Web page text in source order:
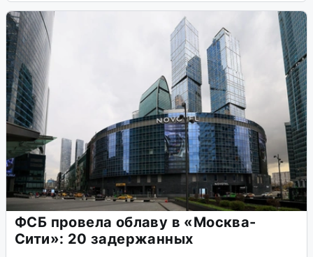
ФСБ провела облаву в «Москва-
Сити»: 20 задержанных